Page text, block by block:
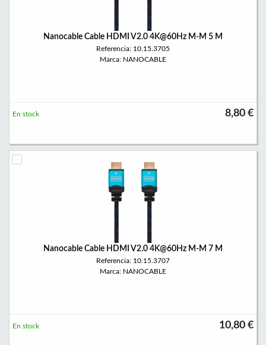
Nanocable Cable HDMI V2.0 4K@60Hz M-M 5 M
Referencia: 10.15.3705
Marca: NANOCABLE
8,80 €
En stock
Nanocable Cable HDMI V2.0 4K@60Hz M-M 7 M
Referencia: 10.15.3707
Marca: NANOCABLE
10,80 €
En stock